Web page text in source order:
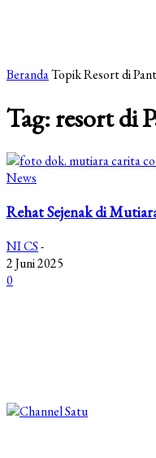
BerandaTopikResort di
Tag: resort di
News
Rehat Sejenak di
NI CS-
2 Juni 2025
0